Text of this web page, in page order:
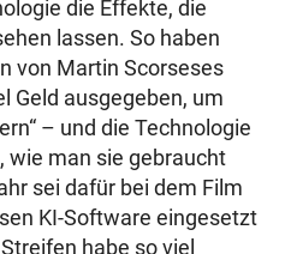
die Effekte, die
lassen. So haben
von Martin Scorseses
Geld ausgegeben, um
– und die Technologie
wie man sie gebraucht
sei dafür bei dem Film
KI-Software eingesetzt
habe so viel